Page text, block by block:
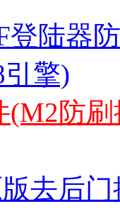
登陆器
引擎)
(M2防
去后